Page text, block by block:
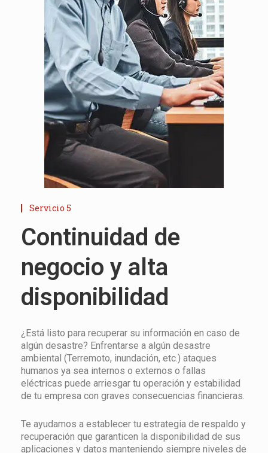
Servicio 5
Continuidad de
negocio y alta
disponibilidad
¿Está listo para recuperar su información en caso de
algún desastre? Enfrentarse a algún desastre
ambiental (Terremoto, inundación, etc.) ataques
humanos ya sea internos o externos o fallas
eléctricas puede arriesgar tu operación y estabilidad
de tu empresa con graves consecuencias financieras.
Te ayudamos a establecer tu estrategia de respaldo y
recuperación que garanticen la disponibilidad de sus
aplicaciones y datos manteniendo siempre niveles de